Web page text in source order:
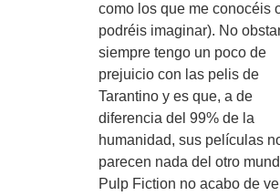
como los que me conocéis
podréis imaginar). No
siempre tengo un poco de
prejuicio con las pelis de
Tarantino y es que, a de
diferencia del 99% de la
humanidad, sus películas
parecen nada del otro
Pulp Fiction no acabo de